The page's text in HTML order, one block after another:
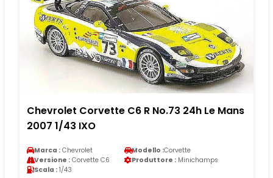
Chevrolet Corvette C6 R No.73 24h Le Mans
2007 1/43 IXO
Marca : Chevrolet Modello :Corvette
Versione : Corvette C6 Produttore : Minichamps
Scala : 1/43